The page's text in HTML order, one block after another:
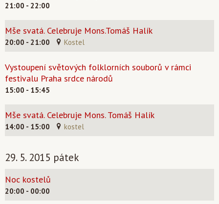
21:00 - 22:00
Mše svatá. Celebruje Mons.Tomáš Halík
20:00 - 21:00 Kostel
Vystoupení světových folklorních souborů v rámci
festivalu Praha srdce národů
15:00 - 15:45
Mše svatá. Celebruje Mons. Tomáš Halík
14:00 - 15:00 kostel
29. 5. 2015 pátek
Noc kostelů
20:00 - 00:00